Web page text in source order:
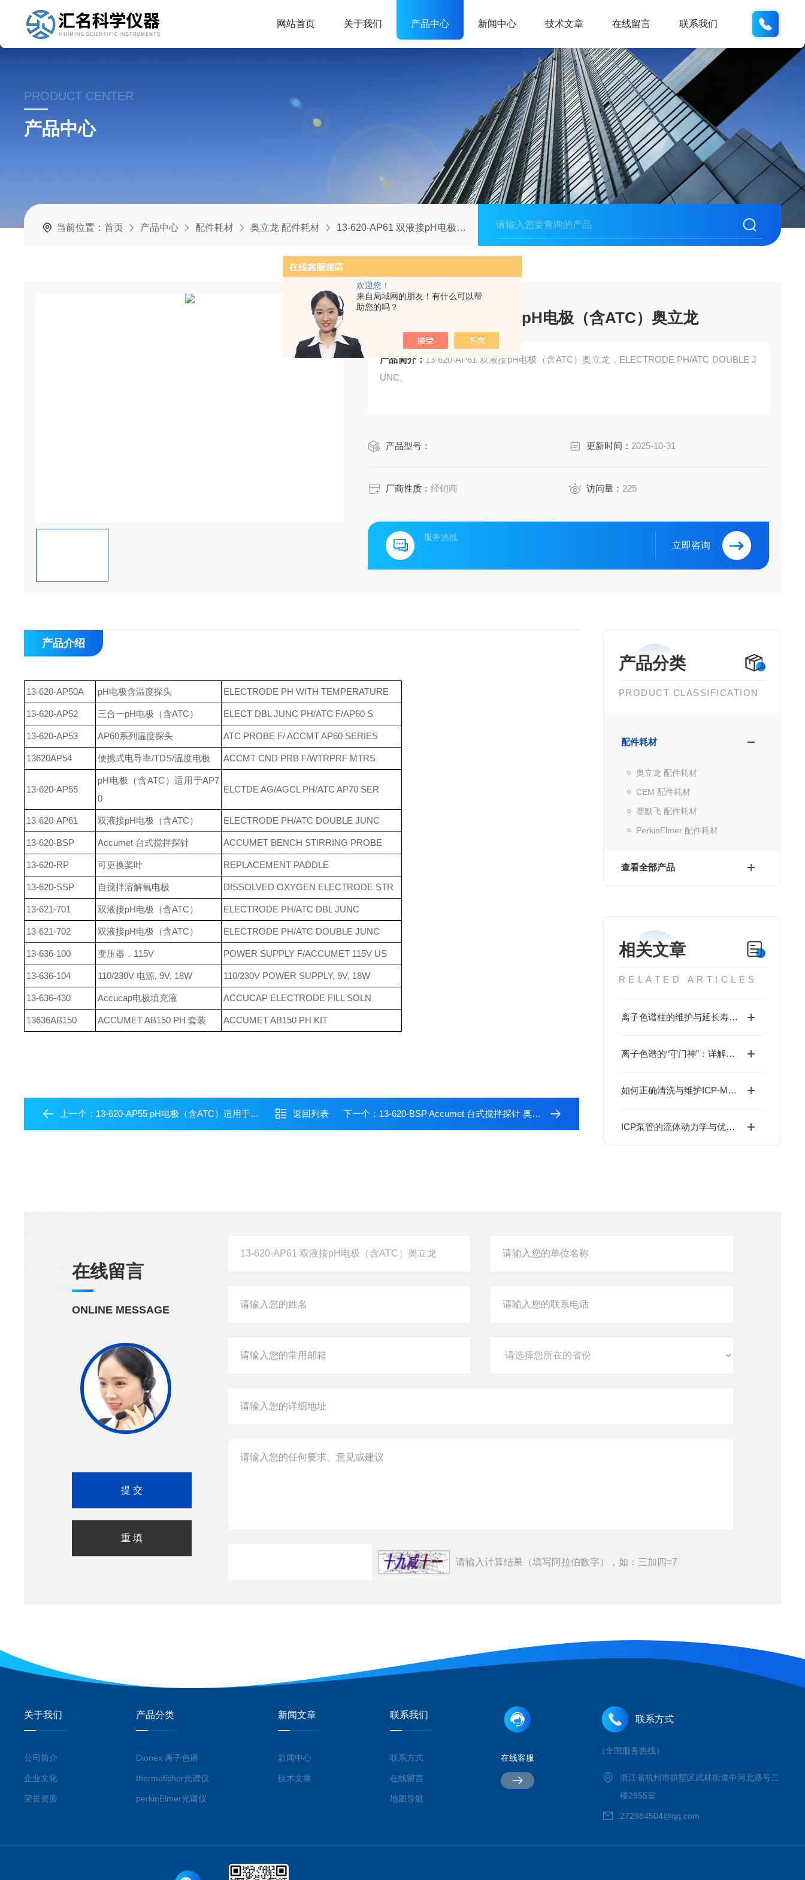
欢迎您！
来自局域网的朋友！有什么可以帮
助您的吗？
网站首页 关于我们 产品中心 新闻中心 技术文章 在线留言 联系我们
PRODUCT CENTER
产品中心
当前位置：首页 产品中心 配件耗材 奥立龙 配件耗材 13-620-AP61 双液接pH电极（含ATC）奥立龙
13-620-AP61 双液接pH电极（含ATC）奥立龙
产品简介： 13-620-AP61 双液接pH电极（含ATC）奥立龙，ELECTRODE PH/ATC DOUBLE J
UNC。
产品型号： 更新时间： 2025-10-31
厂商性质：经销商 访问量： 225
服务热线
立即咨询
产品分类
PRODUCT CLASSIFICATION
配件耗材
奥立龙 配件耗材
CEM 配件耗材
赛默飞 配件耗材
PerkinElmer 配件耗材
查看全部产品
相关文章
RELATED ARTICLES
离子色谱柱的维护与延长寿命技巧
离子色谱的“守门神”：详解阳离子保护柱的核心作用
如何正确清洗与维护ICP-MS样品锥？酸洗、超声与专业清洗流程
ICP泵管的流体动力学与优化设计
产品介绍
13-620-AP50A pH电极含温度探头 ELECTRODE PH WITH TEMPERATURE
13-620-AP52 三合一pH电极（含ATC） ELECT DBL JUNC PH/ATC F/AP60 S
13-620-AP53 AP60系列温度探头 ATC PROBE F/ ACCMT AP60 SERIES
13620AP54 便携式电导率/TDS/温度电极 ACCMT CND PRB F/WTRPRF MTRS
13-620-AP55
pH电极（含ATC）适用于AP7
0
ELCTDE AG/AGCL PH/ATC AP70 SER
13-620-AP61 双液接pH电极（含ATC） ELECTRODE PH/ATC DOUBLE JUNC
13-620-BSP Accumet 台式搅拌探针 ACCUMET BENCH STIRRING PROBE
13-620-RP 可更换桨叶 REPLACEMENT PADDLE
13-620-SSP 自搅拌溶解氧电极 DISSOLVED OXYGEN ELECTRODE STR
13-621-701 双液接pH电极（含ATC） ELECTRODE PH/ATC DBL JUNC
13-621-702 双液接pH电极（含ATC） ELECTRODE PH/ATC DOUBLE JUNC
13-636-100 变压器，115V POWER SUPPLY F/ACCUMET 115V US
13-636-104 110/230V 电源, 9V, 18W 110/230V POWER SUPPLY, 9V, 18W
13-636-430 Accucap电极填充液 ACCUCAP ELECTRODE FILL SOLN
13636AB150 ACCUMET AB150 PH 套装 ACCUMET AB150 PH KIT
上一个： 13-620-AP55 pH电极（含ATC）适用于AP70 返回列表 下一个： 13-620-BSP Accumet 台式搅拌探针 奥立龙
在线留言
ONLINE MESSAGE
请输入计算结果（填写阿拉伯数字），如：三加四=7
关于我们
公司简介
企业文化
荣誉资质
产品分类
Dionex 离子色谱
thermofisher光谱仪
perkinElmer光谱仪
新闻文章
新闻中心
技术文章
联系我们
联系方式
在线留言
地图导航
在线客服
联系方式
（全国服务热线）
浙江省杭州市拱墅区武林街道中河北路号二
楼2955室
272984504@qq.com